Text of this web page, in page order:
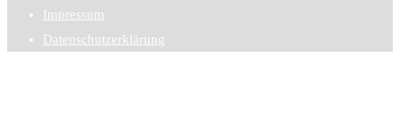
Impressum
Datenschutzerklärung